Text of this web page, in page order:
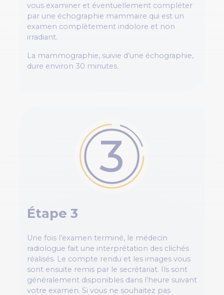
vous examiner et éventuellement compléter
par une échographie mammaire qui est un
examen complètement indolore et non
irradiant.
La mammographie, suivie d’une échographie,
dure environ 30 minutes.
3
Étape 3
Une fois l’examen terminé, le médecin
radiologue fait une interprétation des clichés
réalisés. Le compte rendu et les images vous
sont ensuite remis par le secrétariat. Ils sont
généralement disponibles dans l’heure suivant
votre examen. Si vous ne souhaitez pas